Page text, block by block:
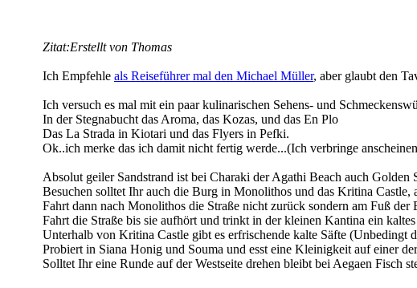
Zitat:Erstellt von Thomas
Ich Empfehle als Reiseführer mal den Michael Müller, aber glaubt den
Ich versuch es mal mit ein paar kulinarischen Sehens- und
In der Stegnabucht das Aroma, das Kozas, und das En Plo
Das La Strada in Kiotari und das Flyers in Pefki.
Ok..ich merke das ich damit nicht fertig werde...(Ich verbringe
Absolut geiler Sandstrand ist bei Charaki der Agathi Beach auch
Besuchen solltet Ihr auch die Burg in Monolithos und das Kritina Castle,
Fahrt dann nach Monolithos die Straße nicht zurück sondern am Fuß
Fahrt die Straße bis sie aufhört und trinkt in der kleinen Kantina ein
Unterhalb von Kritina Castle gibt es erfrischende kalte Säfte (Unbedingt
Probiert in Siana Honig und Souma und esst eine Kleinigkeit auf einer
Solltet Ihr eine Runde auf der Westseite drehen bleibt bei Aegaen Fisch